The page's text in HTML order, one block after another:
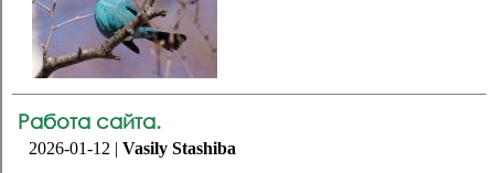
Работа сайта.
2026-01-12 | Vasily Stashiba